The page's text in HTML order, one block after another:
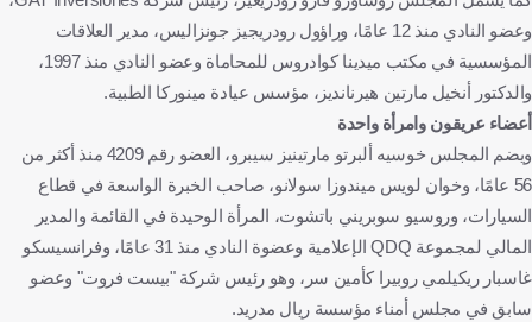
وعضو النادي منذ 12 عامًا، وراؤول رودريجيز جونزاليس، مدير العلاقات
المؤسسية في مكتب ميدينا كوادروس للمحاماة وعضو النادي منذ 1997،
والدكتور أنخيل مارتين هيرنانديز، مؤسس عيادة مينوركا الطبية.
أعضاء عريقون وامرأة واحدة
ويضم المجلس خوسيه ألبرتو مارتينيز سيبرو، العضو رقم 4209 منذ أكثر من
56 عامًا، وخوان لويس ميندوزا سولانو، صاحب الخبرة الواسعة في قطاع
السيارات، وروسيو سوبريني باتشوت، المرأة الوحيدة في القائمة والمدير
المالي لمجموعة QDQ الإعلامية وعضوة النادي منذ 31 عامًا، وفرانسيسكو
غاسبار ريكيلمي روبيرا كأمين سر، وهو رئيس شركة "بيست فروت" وعضو
سابق في مجلس أمناء مؤسسة ريال مدريد.